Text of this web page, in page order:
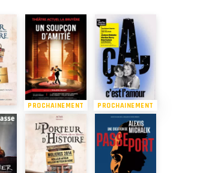
PROCHAINEMENT PROCHAINEMENT